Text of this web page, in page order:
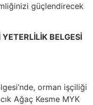
güçlendirecek
BELGESİ
orman işçiliği
Ağaç Kesme MYK